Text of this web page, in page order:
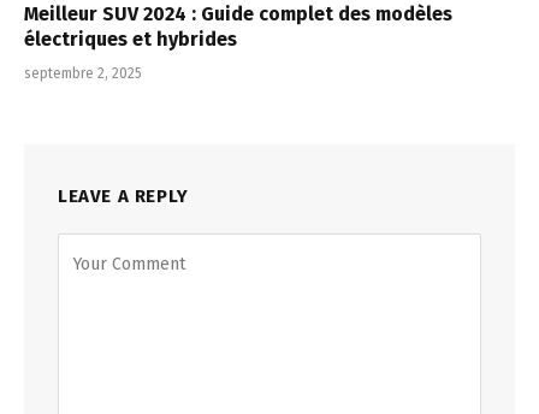
Meilleur SUV 2024 : Guide complet des modèles
électriques et hybrides
septembre 2, 2025
LEAVE A REPLY